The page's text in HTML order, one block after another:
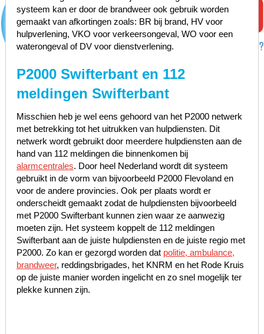
systeem kan er door de brandweer ook gebruik worden
gemaakt van afkortingen zoals: BR bij brand, HV voor
hulpverlening, VKO voor verkeersongeval, WO voor een
waterongeval of DV voor dienstverlening.
P2000 Swifterbant en 112
meldingen Swifterbant
Misschien heb je wel eens gehoord van het P2000 netwerk
met betrekking tot het uitrukken van hulpdiensten. Dit
netwerk wordt gebruikt door meerdere hulpdiensten aan de
hand van 112 meldingen die binnenkomen bij
alarmcentrales. Door heel Nederland wordt dit systeem
gebruikt in de vorm van bijvoorbeeld P2000 Flevoland en
voor de andere provincies. Ook per plaats wordt er
onderscheidt gemaakt zodat de hulpdiensten bijvoorbeeld
met P2000 Swifterbant kunnen zien waar ze aanwezig
moeten zijn. Het systeem koppelt de 112 meldingen
Swifterbant aan de juiste hulpdiensten en de juiste regio met
P2000. Zo kan er gezorgd worden dat politie, ambulance,
brandweer, reddingsbrigades, het KNRM en het Rode Kruis
op de juiste manier worden ingelicht en zo snel mogelijk ter
plekke kunnen zijn.